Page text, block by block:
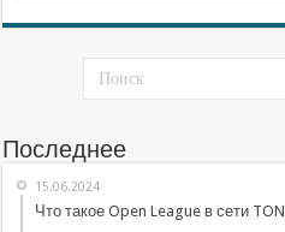
Последнее
15.06.2024
Что такое Open League в сети TON